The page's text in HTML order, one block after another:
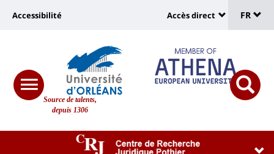
Site
Source de talents,
depuis 1306
Université
responsive
menu
button
Université
vers
page
accessibilité
Accessibilité
:
Shortcut
links
Accès direct
de
FR
Université